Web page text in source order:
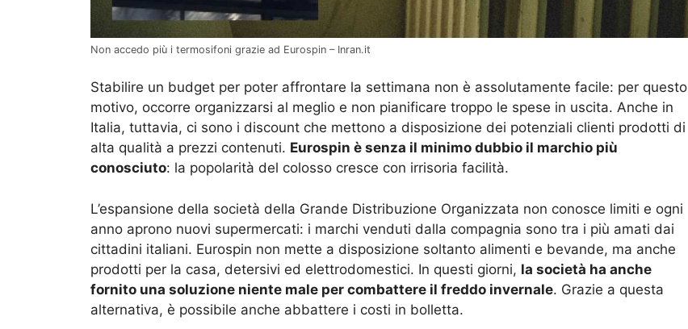
Non accedo più i termosifoni grazie ad Eurospin – Inran.it
Stabilire un budget per poter affrontare la settimana non è assolutamente facile: per questo
motivo, occorre organizzarsi al meglio e non pianificare troppo le spese in uscita. Anche in
Italia, tuttavia, ci sono i discount che mettono a disposizione dei potenziali clienti prodotti di
alta qualità a prezzi contenuti. Eurospin è senza il minimo dubbio il marchio più
conosciuto: la popolarità del colosso cresce con irrisoria facilità.
L’espansione della società della Grande Distribuzione Organizzata non conosce limiti e ogni
anno aprono nuovi supermercati: i marchi venduti dalla compagnia sono tra i più amati dai
cittadini italiani. Eurospin non mette a disposizione soltanto alimenti e bevande, ma anche
prodotti per la casa, detersivi ed elettrodomestici. In questi giorni, la società ha anche
fornito una soluzione niente male per combattere il freddo invernale. Grazie a questa
alternativa, è possibile anche abbattere i costi in bolletta.